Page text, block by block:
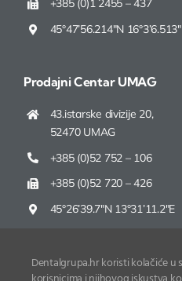
+385 (0)1 2455 – 437
45°47’56.214″N
Prodajni Centar UMAG
43.istarske divizije 20,
52470 UMAG
+385 (0)52 752 – 106
+385 (0)52 720 – 426
45°26’39.7″N 13°31’11.2″E
Dentalgrupa.hr koristi kolačiće u